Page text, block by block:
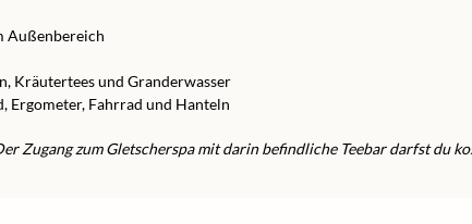
Außenbereich
Kräutertees und Granderwasser
Ergometer, Fahrrad und Hanteln
Zugang zum Gletscherspa mit darin befindliche Teebar darfst du